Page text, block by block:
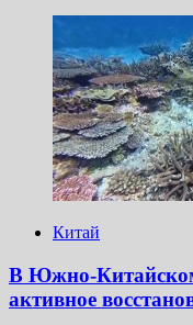
Китай
В Южно-
активное